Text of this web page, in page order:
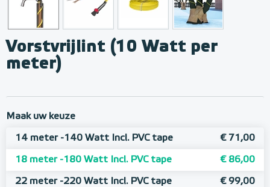
Vorstvrijlint (10 Watt per
meter)
Maak uw keuze
14 meter -140 Watt Incl. PVC tape € 71,00
18 meter -180 Watt Incl. PVC tape € 86,00
22 meter -220 Watt Incl. PVC tape € 99,00